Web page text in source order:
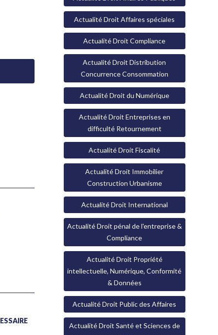
Actualité Droit Affaires spéciales
Actualité Droit Compliance
Actualité Droit Distribution
Concurrence Consommation
Actualité Droit du Numérique
Actualité Droit Entreprises en
difficulté Retournement
Actualité Droit Fiscalité
Actualité Droit Immobilier
Construction Urbanisme
Actualité Droit International
Actualité Droit pénal de l'entreprise &
Compliance
Actualité Droit Propriété
intellectuelle, Numérique, Conformité
& Données
Actualité Droit Public des Affaires
Actualité Droit Santé et Sciences de